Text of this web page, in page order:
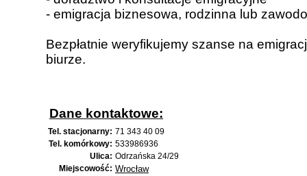
- emigracja biznesowa, rodzinna lub
Bezpłatnie weryfikujemy szanse na
biurze.
Dane kontaktowe:
Tel. stacjonarny: 71 343 40 09
Tel. komórkowy: 533986936
Ulica: Odrzańska 24/29
Miejscowość: Wrocław